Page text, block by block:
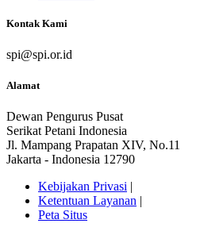
Kontak Kami
spi@spi.or.id
Alamat
Dewan Pengurus Pusat
Serikat Petani Indonesia
Jl. Mampang Prapatan XIV, No.11
Jakarta - Indonesia 12790
Kebijakan Privasi |
Ketentuan Layanan |
Peta Situs